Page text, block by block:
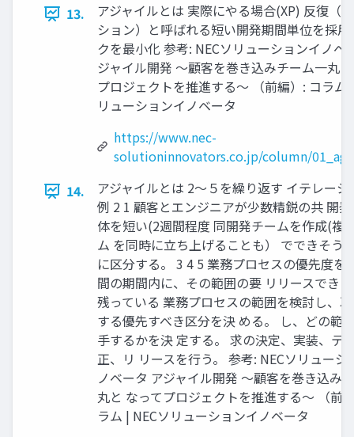
13.
アジャイルとは 実際にやる場合(XP) 反復（
ション）と呼ばれる短い開発期間単位を採
クを最小化 参考: NECソリューションイノベ
ジャイル開発 ～顧客を巻き込みチーム一丸
プロジェクトを推進する～ （前編）: コラム
リューションイノベータ
https://www.nec-
solutioninnovators.co.jp/column/
14.
アジャイルとは 2〜５を繰り返す イテレーシ
例 2 1 顧客とエンジニアが少数精鋭の共 開
体を短い(2週間程度 同開発チームを作成(複
ム を同時に立ち上げることも） でできそう
に区分する。 3 4 5 業務プロセスの優先度を
間の期間内に、その範囲の要 リリースでき
残っている 業務プロセスの範囲を検討し、
する優先すべき区分を決 める。 し、どの範
手するかを決 定する。 求の決定、実装、テ
正、リ リースを行う。 参考: NECソリューシ
ノベータ アジャイル開発 ～顧客を巻き込み
丸と なってプロジェクトを推進する～ （前
ラム | NECソリューションイノベータ